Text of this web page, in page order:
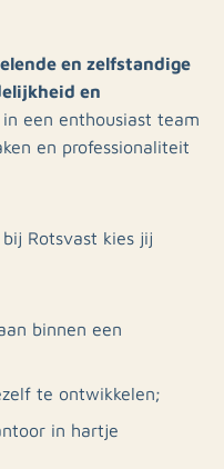
en zelfstandige
en
een enthousiast team
en professionaliteit
Rotsvast kies jij
binnen een
te ontwikkelen;
in hartje